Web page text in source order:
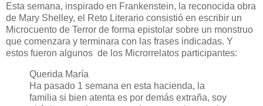
Esta semana, inspirado en Frankenstein, la reconocida obra
de Mary Shelley, el Reto Literario consistió en escribir un
Microcuento de Terror de forma epistolar sobre un monstruo
que comenzara y terminara con las frases indicadas. Y
estos fueron algunos de los Microrrelatos participantes:
Querida María
Ha pasado 1 semana en esta hacienda, la
familia si bien atenta es por demás extraña, soy